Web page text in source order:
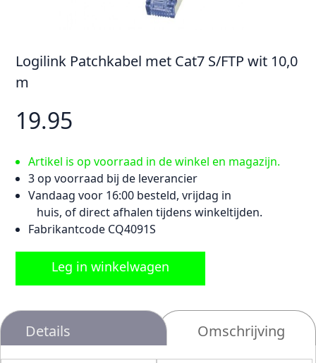
Logilink Patchkabel met Cat7 S/FTP wit 10,0
m
19.95
Artikel is op voorraad in de winkel en magazijn.
3 op voorraad bij de leverancier
Vandaag voor 16:00 besteld, vrijdag in
huis, of direct afhalen tijdens winkeltijden.
Fabrikantcode CQ4091S
Leg in winkelwagen
Details Omschrijving